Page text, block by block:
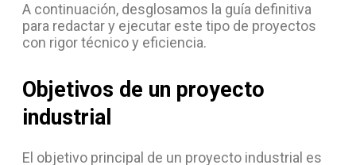
A continuación, desglosamos la guía definitiva
para redactar y ejecutar este tipo de proyectos
con rigor técnico y eficiencia.
Objetivos de un proyecto
industrial
El objetivo principal de un proyecto industrial es